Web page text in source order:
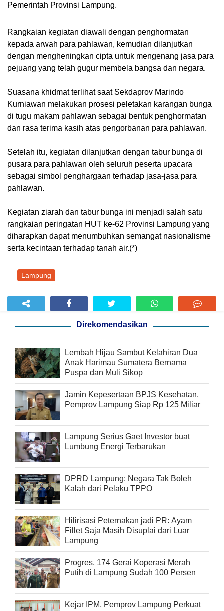
Pemerintah Provinsi Lampung.
Rangkaian kegiatan diawali dengan penghormatan
kepada arwah para pahlawan, kemudian dilanjutkan
dengan mengheningkan cipta untuk mengenang jasa para
pejuang yang telah gugur membela bangsa dan negara.
Suasana khidmat terlihat saat Sekdaprov Marindo
Kurniawan melakukan prosesi peletakan karangan bunga
di tugu makam pahlawan sebagai bentuk penghormatan
dan rasa terima kasih atas pengorbanan para pahlawan.
Setelah itu, kegiatan dilanjutkan dengan tabur bunga di
pusara para pahlawan oleh seluruh peserta upacara
sebagai simbol penghargaan terhadap jasa-jasa para
pahlawan.
Kegiatan ziarah dan tabur bunga ini menjadi salah satu
rangkaian peringatan HUT ke-62 Provinsi Lampung yang
diharapkan dapat menumbuhkan semangat nasionalisme
serta kecintaan terhadap tanah air.(*)
Lampung
Direkomendasikan
Lembah Hijau Sambut Kelahiran Dua
Anak Harimau Sumatera Bernama
Puspa dan Muli Sikop
Jamin Kepesertaan BPJS Kesehatan,
Pemprov Lampung Siap Rp 125 Miliar
Lampung Serius Gaet Investor buat
Lumbung Energi Terbarukan
DPRD Lampung: Negara Tak Boleh
Kalah dari Pelaku TPPO
Hilirisasi Peternakan jadi PR: Ayam
Fillet Saja Masih Disuplai dari Luar
Lampung
Progres, 174 Gerai Koperasi Merah
Putih di Lampung Sudah 100 Persen
Kejar IPM, Pemprov Lampung Perkuat